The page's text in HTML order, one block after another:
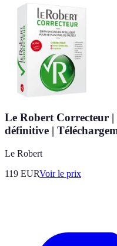
Le Robert Correcteur |
définitive |
Le Robert
119 EURVoir le prix